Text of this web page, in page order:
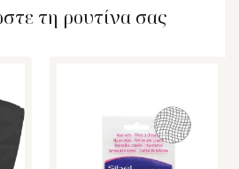
τη ρουτίνα σας